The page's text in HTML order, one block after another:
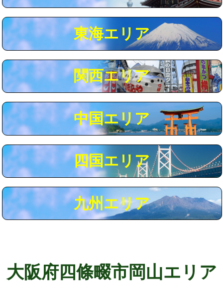
コンクリート斫り（厚さ10㎝まで） 27,500円
コンクリート斫り（厚さ10㎝超え） 38,500円
モルタル補修（厚さ10㎝まで） 27,500円
モルタル補修（厚さ10㎝超え） 38,500円
追加人工 16,500円
現場見積
※給水管工事は20mmまでの価格です。
東海エリア
関西エリア
中国エリア
四国エリア
九州エリア
大阪府四條畷市岡山エリア